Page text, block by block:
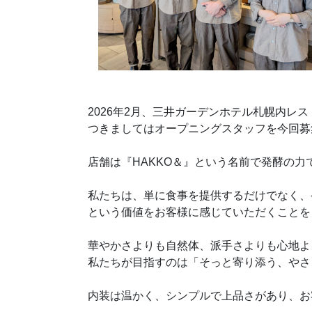
2026年2月、三井ガーデンホテル札幌内レ
つきましてはオープニングスタッフを今回
店舗は『HAKKO＆』という名前で発酵の
私たちは、単に食事を提供するだけでなく
という価値をお客様に感じていただくこと
華やかさよりも自然体、派手さよりも心地
私たちが目指すのは「そっと寄り添う、や
内装は温かく、シンプルで上品さがあり、